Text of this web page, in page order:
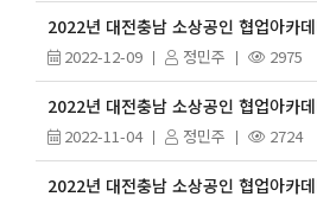
2022년 대전충남 소상공인 협업아카
2022-12-09 정민주 2975
2022년 대전충남 소상공인 협업아카
2022-11-04 정민주 2724
2022년 대전충남 소상공인 협업아카